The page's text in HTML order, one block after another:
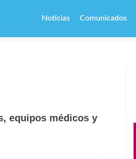
al
Noticias Comunicados
equipos médicos y